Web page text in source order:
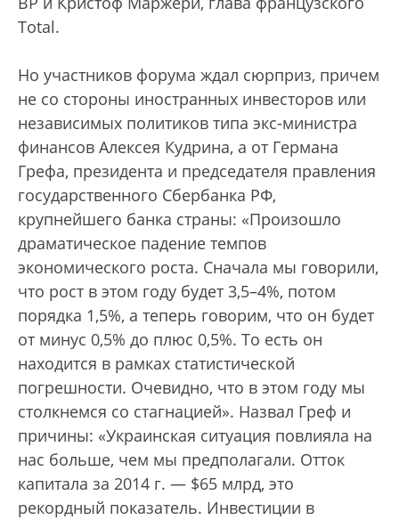
Total.
Но участников форума ждал сюрприз, причем
не со стороны иностранных инвесторов или
независимых политиков типа экс-министра
финансов Алексея Кудрина, а от Германа
Грефа, президента и председателя правления
государственного Сбербанка РФ,
крупнейшего банка страны: «Произошло
драматическое падение темпов
экономического роста. Сначала мы говорили,
что рост в этом году будет 3,5–4%, потом
порядка 1,5%, а теперь говорим, что он будет
от минус 0,5% до плюс 0,5%. То есть он
находится в рамках статистической
погрешности. Очевидно, что в этом году мы
столкнемся со стагнацией». Назвал Греф и
причины: «Украинская ситуация повлияла на
нас больше, чем мы предполагали. Отток
капитала за 2014 г. — $65 млрд, это
рекордный показатель. Инвестиции в